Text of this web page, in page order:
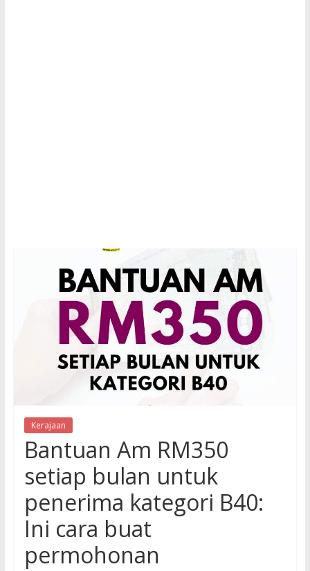
Kerajaan
Bantuan Am RM350
setiap bulan untuk
penerima kategori B40:
Ini cara buat
permohonan